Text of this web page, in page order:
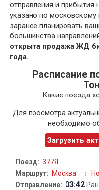
отправления и прибытия
указано по
заранее планировать
большинства
открыта продажа ЖД
года.
Расписание
Какие поезда
Для просмотра
необходимо
Загрузить
377Я
Москва
→
03:42